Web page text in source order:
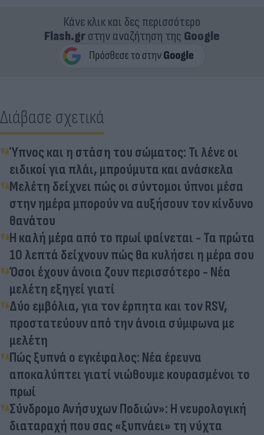
Κάνε κλικ και δες περισσότερο
Flash.grστην αναζήτηση της Google
Διάβασε σχετικά
Ύπνος και η στάση του σώματος: Τι λένε οι
ειδικοί για πλάι, μπρούμυτα και ανάσκελα
Μελέτη δείχνει πώς οι σύντομοι ύπνοι μέσα
στην ημέρα μπορούν να αυξήσουν τον κίνδυνο
θανάτου
Η καλή μέρα από το πρωί φαίνεται - Τα πρώτα
10 λεπτά δείχνουν πώς θα κυλήσει η μέρα σου
Όσοι έχουν άνοια ζουν περισσότερο - Νέα
μελέτη εξηγεί γιατί
Δύο εμβόλια, για τον έρπητα και τον RSV,
προστατεύουν από την άνοια σύμφωνα με
μελέτη
Πώς ξυπνά ο εγκέφαλος: Νέα έρευνα
αποκαλύπτει γιατί νιώθουμε κουρασμένοι το
πρωί
Σύνδρομο Ανήσυχων Ποδιών»: Η νευρολογική
διαταραχή που σας «ξυπνάει» τη νύχτα